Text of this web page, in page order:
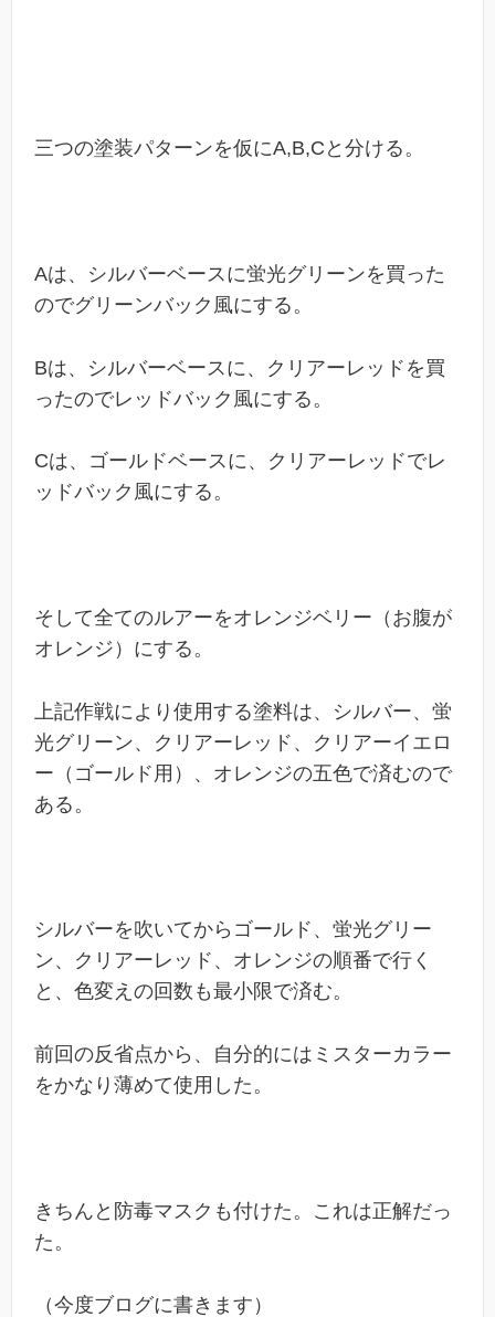
三つの塗装パターンを仮にA,B,Cと分ける。
Aは、シルバーベースに蛍光グリーンを買った
のでグリーンバック風にする。
Bは、シルバーベースに、クリアーレッドを買
ったのでレッドバック風にする。
Cは、ゴールドベースに、クリアーレッドでレ
ッドバック風にする。
そして全てのルアーをオレンジベリー（お腹が
オレンジ）にする。
上記作戦により使用する塗料は、シルバー、蛍
光グリーン、クリアーレッド、クリアーイエロ
ー（ゴールド用）、オレンジの五色で済むので
ある。
シルバーを吹いてからゴールド、蛍光グリー
ン、クリアーレッド、オレンジの順番で行く
と、色変えの回数も最小限で済む。
前回の反省点から、自分的にはミスターカラー
をかなり薄めて使用した。
きちんと防毒マスクも付けた。これは正解だっ
た。
（今度ブログに書きます）